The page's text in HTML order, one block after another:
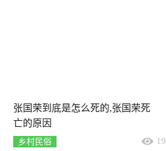
张国荣到底是怎么死的,张国荣死
亡的原因
乡村民俗 19